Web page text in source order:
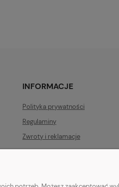
INFORMACJE
Polityka prywatności
Regulaminy
Zwroty i reklamacje